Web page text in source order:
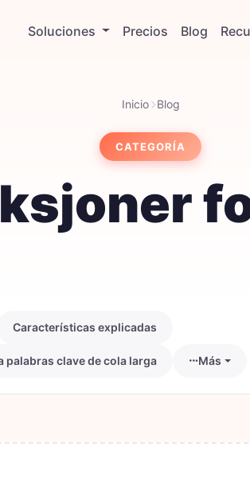
Soluciones Precios Blog
Inicio Blog
CATEGORÍA
Características explicadas
palabras clave de cola larga Más